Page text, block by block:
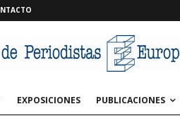
EXPOSICIONES PUBLICACIONES